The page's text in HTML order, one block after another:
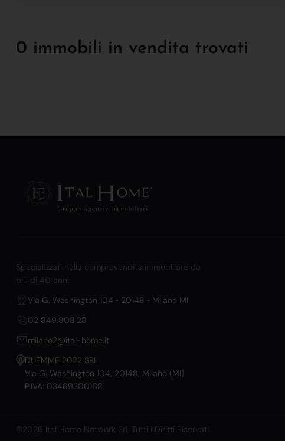
0 immobili in vendita trovati
Specializzati nella compravendita immobiliare da
più di 40 anni.
Via G. Washington 104 • 20148 • Milano MI
02 849.808.28
milano2@ital-home.it
DUEMME 2022 SRL
Via G. Washington 104, 20148, Milano (MI)
P.IVA: 03469300168
©2026 Ital Home Network Srl. Tutti i Diritti Riservati.